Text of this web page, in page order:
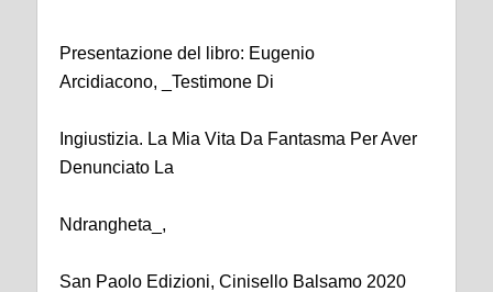
Presentazione del libro: Eugenio
Arcidiacono, _Testimone Di
Ingiustizia. La Mia Vita Da Fantasma Per Aver
Denunciato La
Ndrangheta_,
San Paolo Edizioni, Cinisello Balsamo 2020